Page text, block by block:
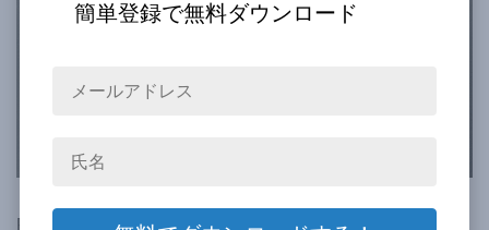
PC（ポリカーボネート）は、ものづくりの現場では、
簡単登録で無料ダウンロード